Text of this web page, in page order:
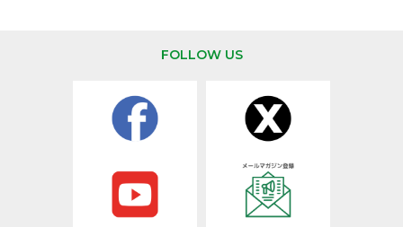
FOLLOW US